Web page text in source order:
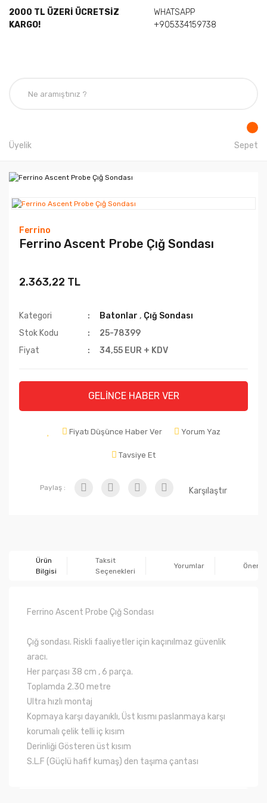
2000 TL ÜZERİ ÜCRETSİZ
KARGO!
WHATSAPP
+905334159738
Üyelik Sepet
Ferrino
Ferrino Ascent Probe Çığ Sondası
2.363,22 TL
Kategori Batonlar , Çığ Sondası
Stok Kodu
25-78399
Fiyat
34,55 EUR + KDV
GELİNCE HABER VER
Fiyatı Düşünce Haber Ver Yorum Yaz
Tavsiye Et
Paylaş : Karşılaştır
Ürün
Bilgisi
Taksit
Seçenekleri
Yorumlar
Ferrino Ascent Probe Çığ Sondası
Çığ sondası. Riskli faaliyetler için kaçınılmaz güvenlik
aracı.
Her parçası 38 cm , 6 parça.
Toplamda 2.30 metre
Ultra hızlı montaj
Kopmaya karşı dayanıklı, Üst kısmı paslanmaya karşı
korumalı çelik telli iç kısım
Derinliği Gösteren üst kısım
S.L.F (Güçlü hafif kumaş) den taşıma çantası